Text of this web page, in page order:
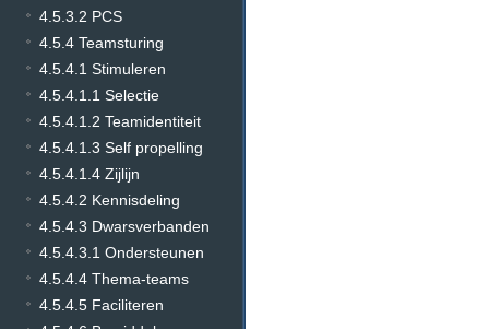
4.5.3.2 PCS
4.5.4 Teamsturing
4.5.4.1 Stimuleren
4.5.4.1.1 Selectie
4.5.4.1.2 Teamidentiteit
4.5.4.1.3 Self propelling
4.5.4.1.4 Zijlijn
4.5.4.2 Kennisdeling
4.5.4.3 Dwarsverbanden
4.5.4.3.1 Ondersteunen
4.5.4.4 Thema-teams
4.5.4.5 Faciliteren